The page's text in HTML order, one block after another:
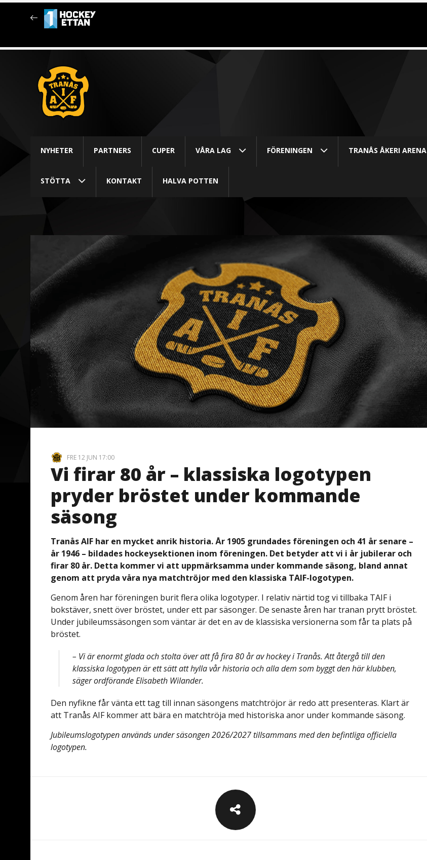
NYHETER PARTNERS CUPER VÅRA LAG FÖRENINGEN TRANÅS ÅKERI ARENA
STÖTTA KONTAKT HALVA POTTEN
FRE 12 JUN 17:00
Vi firar 80 år – klassiska logotypen
pryder bröstet under kommande
säsong
Tranås AIF har en mycket anrik historia. År 1905 grundades föreningen och 41 år senare –
år 1946 – bildades hockeysektionen inom föreningen. Det betyder att vi i år jubilerar och
firar 80 år. Detta kommer vi att uppmärksamma under kommande säsong, bland annat
genom att pryda våra nya matchtröjor med den klassiska TAIF-logotypen.
Genom åren har föreningen burit flera olika logotyper. I relativ närtid tog vi tillbaka TAIF i
bokstäver, snett över bröstet, under ett par säsonger. De senaste åren har tranan prytt bröstet.
Under jubileumssäsongen som väntar är det en av de klassiska versionerna som får ta plats på
bröstet.
– Vi är enormt glada och stolta över att få fira 80 år av hockey i Tranås. Att återgå till den
klassiska logotypen är ett sätt att hylla vår historia och alla dem som byggt den här klubben,
säger ordförande Elisabeth Wilander.
Den nyfikne får vänta ett tag till innan säsongens matchtröjor är redo att presenteras. Klart är
att Tranås AIF kommer att bära en matchtröja med historiska anor under kommande säsong.
Jubileumslogotypen används under säsongen 2026/2027 tillsammans med den befintliga officiella
logotypen.